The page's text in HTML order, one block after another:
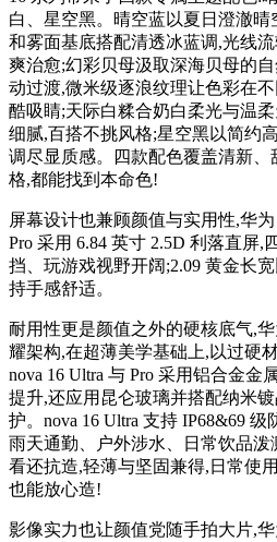
白、星空黑。晴空蓝以夏日澄澈
和雾面基底搭配清透冰蓝调,光线
爽治愈;幻彩贝母汲取深海贝母的
动过渡,微米级逐浪纹理让色彩在
酷吸睛;天际白糅合奶白柔光与温
细腻,百搭不挑风格;星空黑以简约
调尽显质感。四款配色覆盖清新
格,都能找到本命色!
屏幕设计也兼顾颜值与实用性,华为
Pro 采用 6.84 英寸 2.5D 利落直屏,
挡、玩游戏视野开阔;2.09 黄金长
持手感舒适。
耐用性更是颜值之外的硬核底气,
耀架构,在超薄美学基础上,以过硬
nova 16 Ultra 与 Pro 采用铝合金金
提升,还应用昆仑玻璃并搭配纳米
护。nova 16 Ultra 支持 IP68&69
雨天通勤、户外涉水、日常饮品
看还抗造,轻薄与坚固兼得,日常使
也能放心造!
影像实力也让颜值党随手拍大片,